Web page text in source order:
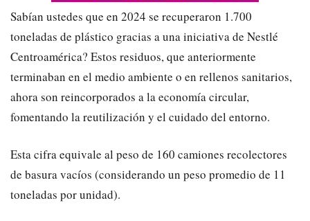
Sabían ustedes que en 2024 se recuperaron 1.700
toneladas de plástico gracias a una iniciativa de Nestlé
Centroamérica? Estos residuos, que anteriormente
terminaban en el medio ambiente o en rellenos sanitarios,
ahora son reincorporados a la economía circular,
fomentando la reutilización y el cuidado del entorno.
​Esta cifra equivale al peso de 160 camiones recolectores
de basura vacíos (considerando un peso promedio de 11
toneladas por unidad).